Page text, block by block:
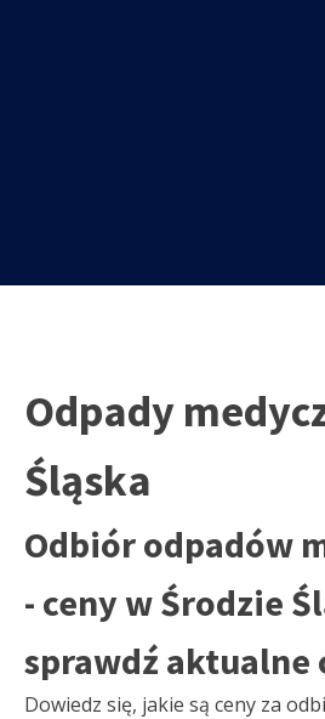
Odpady
Śląska
Odbiór odpadów
- ceny w Środzie
sprawdź aktualne
Dowiedz się, jakie są ceny za